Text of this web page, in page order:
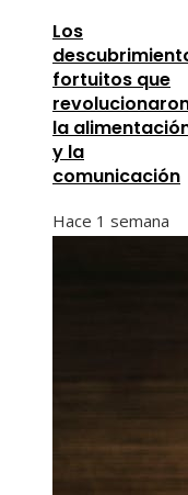
Los
fortuitos que
la
y la
comunicación
Hace 1 semana